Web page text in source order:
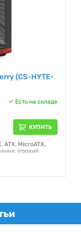
(CS-HYTE-
Есть на складе
КУПИТЬ
ATX, MicroATX,
ігровий